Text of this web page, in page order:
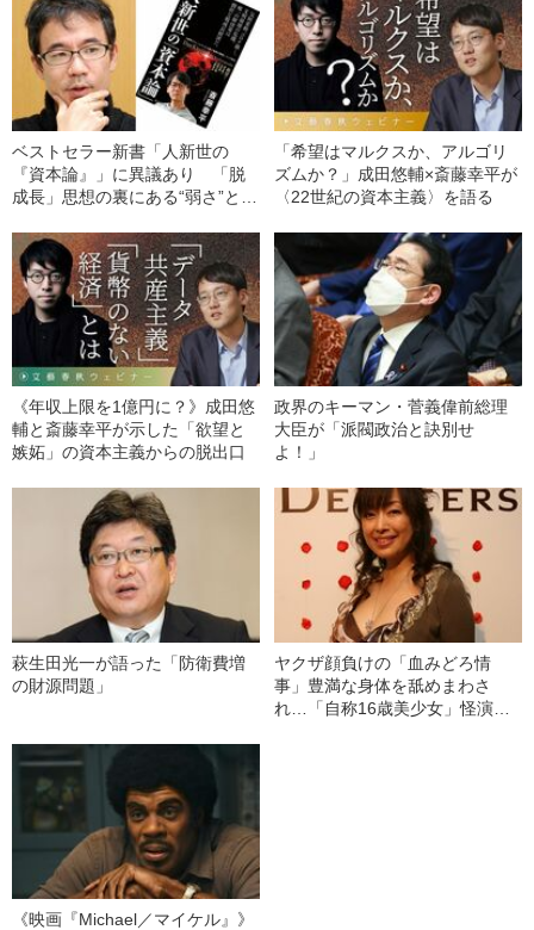
ベストセラー新書「人新世の
『資本論』」に異議あり 「脱
成長」思想の裏にある“弱さ”とは
「希望はマルクスか、アルゴリ
ズムか？」成田悠輔×斎藤幸平が
〈22世紀の資本主義〉を語る
《年収上限を1億円に？》成田悠
輔と斎藤幸平が示した「欲望と
嫉妬」の資本主義からの脱出口
政界のキーマン・菅義偉前総理
大臣が「派閥政治と訣別せ
よ！」
萩生田光一が語った「防衛費増
の財源問題」
ヤクザ顔負けの「血みどろ情
事」豊満な身体を舐めまわさ
れ…「自称16歳美少女」怪演
《映画『Michael／マイケル』》